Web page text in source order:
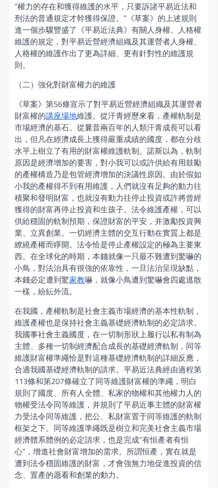
“權力的存在和獲得維護的水平，只要訴諸平易近法和
刑法的普通規定才幹獲得保證。”《草案》的上述規則
進一個步驟豐盛了《平易近法典》有關人身權、人格權
維護的規定，對平易近營經濟組織及其運營者人身權、
人格權的維護作出了更為詳細、更有針對性的維護規
則。
（二）強化對財富權力的維護
《草案》第56條宣示了對平易近營經濟組織及其運營者
財富權的講座場地維護。從汗青經歷來看，產權軌制是
市場經濟的基石。從曩昔兩百年的人類汗青成長可以看
出，但凡在經濟成長上獲得嚴重成績的國度，都在分歧
水平上樹立了有用的財富權維護軌制。諾斯以為，軌制
原因是經濟增加的要害，對小我可以或許供給有用鼓勵
的產權構造乃是包管經濟增加的決議性原因。由於假如
小我的產權得不到有用維護，人們就沒有足夠的動力往
積聚和發明財富，也就沒有動力往停止投資或許將曾經
獲得的財富再停止投資和生孩子。法令維護產權，可以
供給穩固的軌制預期，保證財富的平安，并激勵投資興
業、立異創業。一切經濟主體的交互行動在實質上都是
繚繞產權而睜開。法令恰是停止產權設定的極為主要東
西。在全球化的時期，本錢就像一只最不難遭到驚嚇的
小鳥，對法治具有很強的依靠性，一旦法治呈現缺點，
本錢必定遭到驚家教嚇，就像小鳥遭到驚嚇會四處逃散
一樣，紛紜外流。
在我國，產權軌制是社會主義市場經濟的基本性軌制，
維護產權也是保持社會主義基礎經濟軌制的必定請求。
我國事社會主義國度，在一切制形狀上履行以私有制為
主體、多種一切制經濟配合成長的基礎經濟軌制，同等
維護財富權準繩恰是對這種基礎經濟軌制的詳細反應，
合適我國基礎經濟軌制的請求。平易近法典經由過程第
113條和第207條確立了同等維護財富權的準繩，明白
規則了國度、所有人全體、私家的物權和其他權力人的
物權受法令同等維護，并規則了平易近事主體的財富權
力受法令同等維護，把公、私財富置于同等維護的軌制
框架之下。同等維護準繩既是樹立和完美社會主義市場
經濟體系體例的必定請求，也是完成“有恒產者有恒
心”，增進社會財富增加的需求。所謂恒產，實在就是
遭到法令穩固維護的財富，才會強無力地促進投資的信
念、置產的愿看和創業的動力。